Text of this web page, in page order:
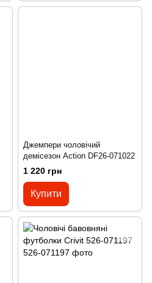
Джемпери чоловічий
демісезон Action DF26-071022
1 220 грн
Купити